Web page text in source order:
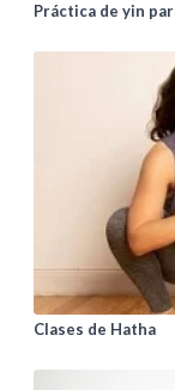
Práctica de yin
Clases de Hatha